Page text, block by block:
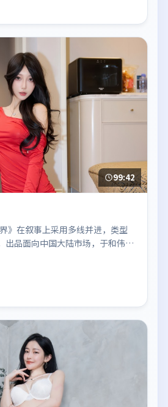
99:42
》在叙事上采用多线并进，类型
出品面向中国大陆市场，于和伟、
色推动关键反转，结尾留白引发讨